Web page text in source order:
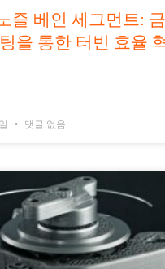
즐 베인 세그먼트:
을 통한 터빈 효율
댓글 없음